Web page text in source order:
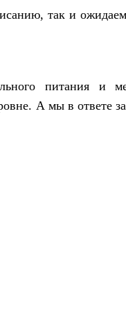
так и
питания и
А мы в ответе